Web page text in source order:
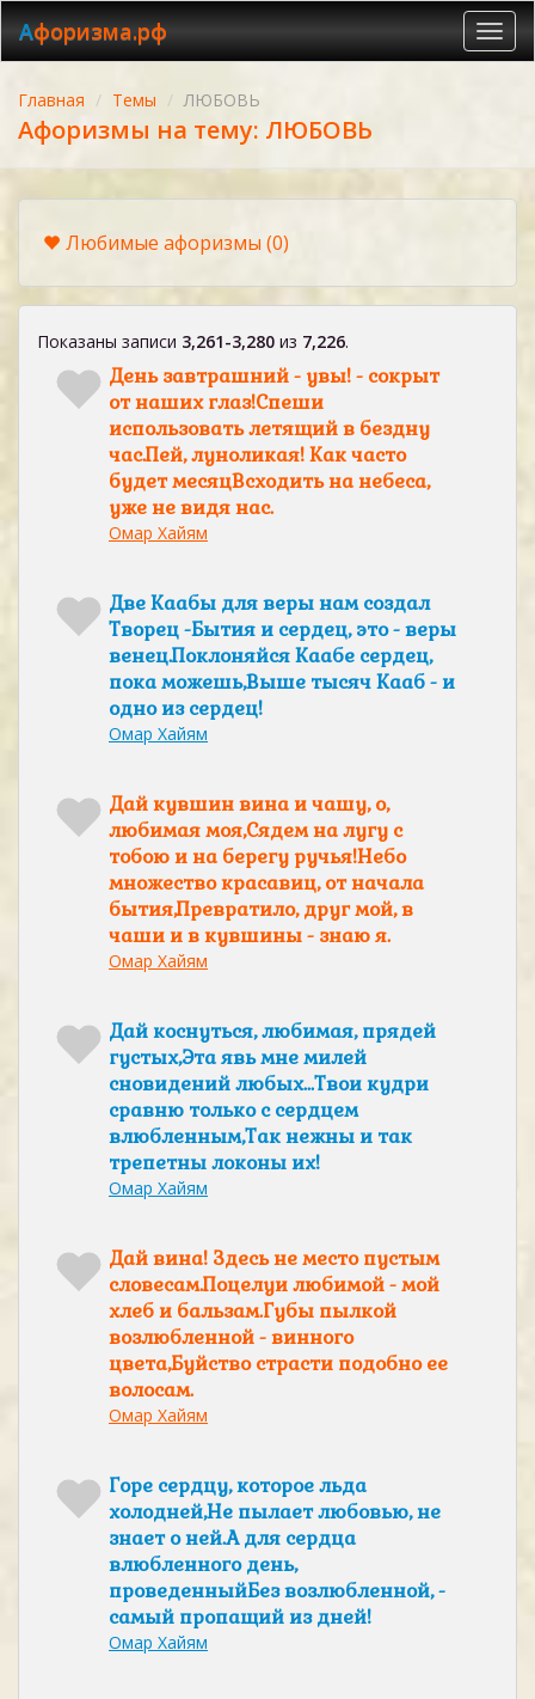
Афоризма.рф
Главная Темы ЛЮБОВЬ
Афоризмы на тему: ЛЮБОВЬ
Любимые афоризмы (0)
Показаны записи 3,261-3,280 из 7,226.
День завтрашний - увы! - сокрыт
от наших глаз!Спеши
использовать летящий в бездну
час.Пей, луноликая! Как часто
будет месяцВсходить на небеса,
уже не видя нас.
Омар Хайям
Две Каабы для веры нам создал
Творец -Бытия и сердец, это - веры
венец.Поклоняйся Каабе сердец,
пока можешь,Выше тысяч Кааб - и
одно из сердец!
Омар Хайям
Дай кувшин вина и чашу, о,
любимая моя,Сядем на лугу с
тобою и на берегу ручья!Небо
множество красавиц, от начала
бытия,Превратило, друг мой, в
чаши и в кувшины - знаю я.
Омар Хайям
Дай коснуться, любимая, прядей
густых,Эта явь мне милей
сновидений любых...Твои кудри
сравню только с сердцем
влюбленным,Так нежны и так
трепетны локоны их!
Омар Хайям
Дай вина! Здесь не место пустым
словесам.Поцелуи любимой - мой
хлеб и бальзам.Губы пылкой
возлюбленной - винного
цвета,Буйство страсти подобно ее
волосам.
Омар Хайям
Горе сердцу, которое льда
холодней,Не пылает любовью, не
знает о ней.А для сердца
влюбленного день,
проведенныйБез возлюбленной, -
самый пропащий из дней!
Омар Хайям